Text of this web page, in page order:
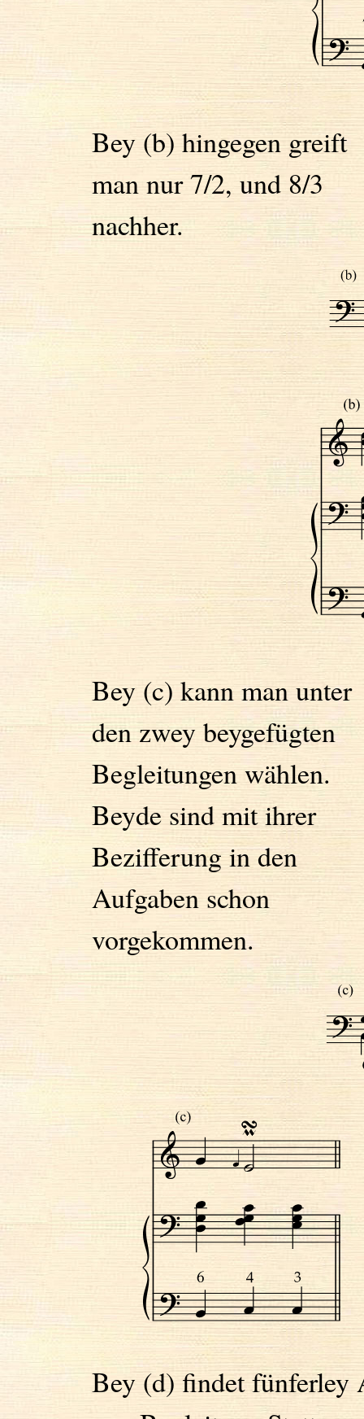
Bey (b) hingegen greift
man nur 7/2, und 8/3
nachher.
Bey (c) kann man unter
den zwey beygefügten
Begleitungen wählen.
Beyde sind mit ihrer
Bezifferung in den
Aufgaben schon
vorgekommen.
Bey (d) findet fünferley